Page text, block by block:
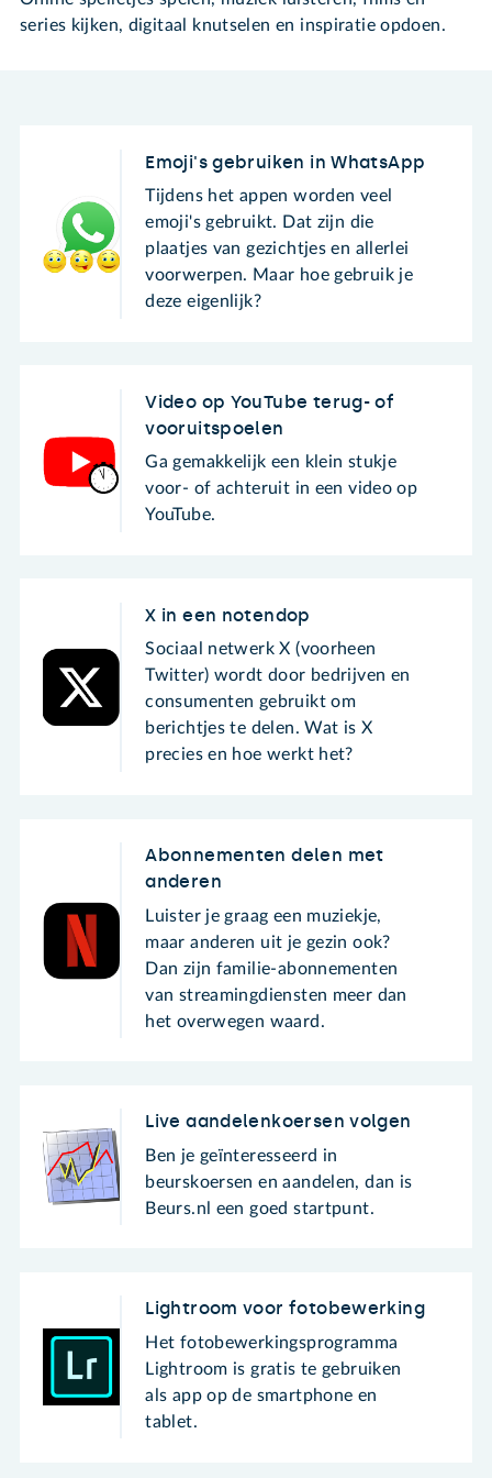
series kijken, digitaal knutselen en inspiratie opdoen.
Emoji's gebruiken in WhatsApp
Tijdens het appen worden veel
emoji's gebruikt. Dat zijn die
plaatjes van gezichtjes en allerlei
voorwerpen. Maar hoe gebruik je
deze eigenlijk?
Video op YouTube terug- of
vooruitspoelen
Ga gemakkelijk een klein stukje
voor- of achteruit in een video op
YouTube.
X in een notendop
Sociaal netwerk X (voorheen
Twitter) wordt door bedrijven en
consumenten gebruikt om
berichtjes te delen. Wat is X
precies en hoe werkt het?
Abonnementen delen met
anderen
Luister je graag een muziekje,
maar anderen uit je gezin ook?
Dan zijn familie-abonnementen
van streamingdiensten meer dan
het overwegen waard.
Live aandelenkoersen volgen
Ben je geïnteresseerd in
beurskoersen en aandelen, dan is
Beurs.nl een goed startpunt.
Lightroom voor fotobewerking
Het fotobewerkingsprogramma
Lightroom is gratis te gebruiken
als app op de smartphone en
tablet.